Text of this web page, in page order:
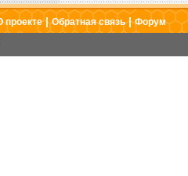
проекте|Обратная связь|Форум